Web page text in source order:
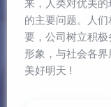
来，人类对优美
的主要问题。人
要，公司树立积
形象，与社会各
美好明天 !